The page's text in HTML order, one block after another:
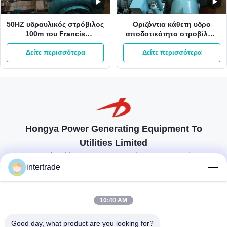
50HZ υδραυλικός στρόβιλος
100m του Francis
μανομετρικό ύψος στήλης
νερού αυτόματο στο
πλέγμα
Δείτε περισσότερα
Οριζόντια κάθετη υδρο
αποδοτικότητα στροβίλων
60Hz 92,5% του Francis
μικροϋπολογιστών
στροβίλων
Δείτε περισσότερα
Hongya Power Generating Equipment To
Utilities Limited
προσαρμοσμένες λύσεις για να ανταποκρίνονται στις απαιτήσεις των
86-28-37561966-8:00
intertrade
10:40 AM
Good day, what product are you looking for?